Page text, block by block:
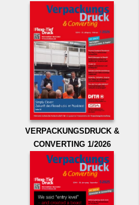
VERPACKUNGSDRUCK &
CONVERTING 1/2026